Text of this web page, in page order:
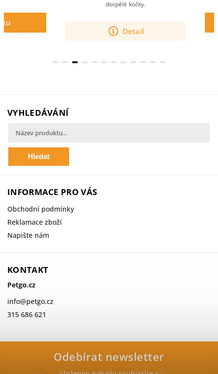
Odebírat newsletter
VYHLEDÁVÁNÍ
Hledat
INFORMACE PRO VÁS
Obchodní podmínky
Reklamace zboží
Napište nám
KONTAKT
Petgo.cz
info@petgo.cz
315 686 621